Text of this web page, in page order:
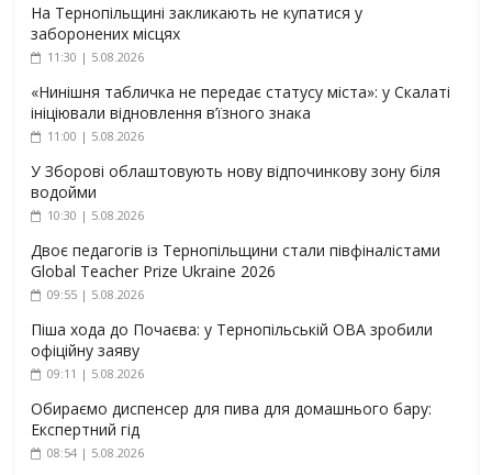
На Тернопільщині закликають не купатися у
заборонених місцях
11:30 | 5.08.2026
«Нинішня табличка не передає статусу міста»: у Скалаті
ініціювали відновлення в’їзного знака
11:00 | 5.08.2026
У Зборові облаштовують нову відпочинкову зону біля
водойми
10:30 | 5.08.2026
Двоє педагогів із Тернопільщини стали півфіналістами
Global Teacher Prize Ukraine 2026
09:55 | 5.08.2026
Піша хода до Почаєва: у Тернопільській ОВА зробили
офіційну заяву
09:11 | 5.08.2026
Обираємо диспенсер для пива для домашнього бару:
Експертний гід
08:54 | 5.08.2026